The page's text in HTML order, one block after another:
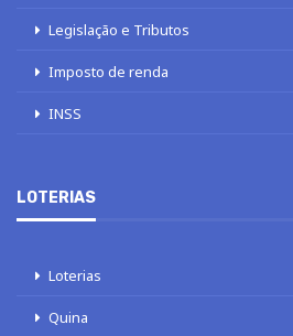
Legislação e Tributos
Imposto de renda
INSS
LOTERIAS
Loterias
Quina